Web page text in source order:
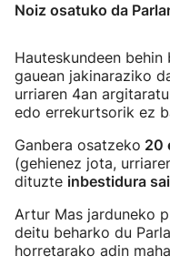
Noiz osatuko da
Hauteskundeen
gauean jakinaraziko
urriaren 4an
edo errekurtsorik ez
Ganbera osatzeko 20
(gehienez jota,
dituzte inbestidura
Artur Mas jarduneko
deitu beharko du
horretarako adin